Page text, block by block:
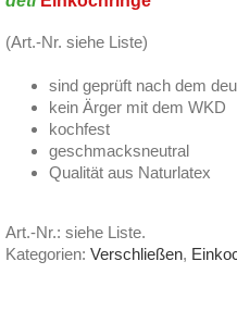
(Art.-Nr. siehe Liste)
sind geprüft nach dem
kein Ärger mit dem WKD
kochfest
geschmacksneutral
Qualität aus Naturlatex
Art.-Nr.:siehe Liste.
Kategorien:Verschließen,